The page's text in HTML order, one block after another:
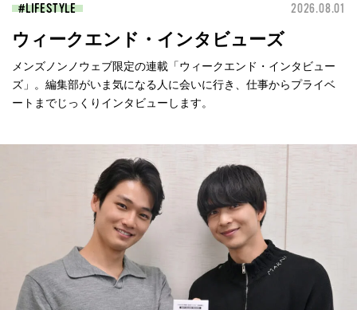
LIFESTYLE 2026.08.01
ウィークエンド・インタビューズ
メンズノンノウェブ限定の連載「ウィークエンド・インタビュー
ズ」。編集部がいま気になる人に会いに行き、仕事からプライベ
ートまでじっくりインタビューします。